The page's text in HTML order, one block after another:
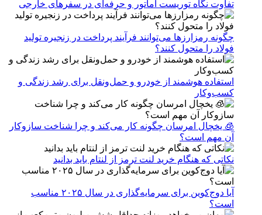
تفاوت نگاه توریست آماتور و حرفه‌ای در سفرهای خارجی
چگونه رمزارزها می‌توانند فرآیند پرداخت در زنجیره تولید
فولاد را متحول کنند؟
استفاده هوشمند از خودرو و حمل‌ونقل برای رشد زندگی و
کسب‌وکار
🧊 یخچال امرسان چگونه کار می‌کند و چرا شناخت سازوکار
آن مهم است؟
نکاتی که هنگام خرید لنت ترمز از لنتام باید بدانید
آیا دوج‌کوین برای سرمایه‌گذاری در سال ۲۰۲۵ مناسب
است؟